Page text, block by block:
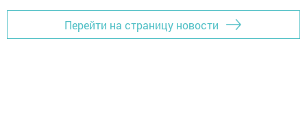
Перейти на страницу новости